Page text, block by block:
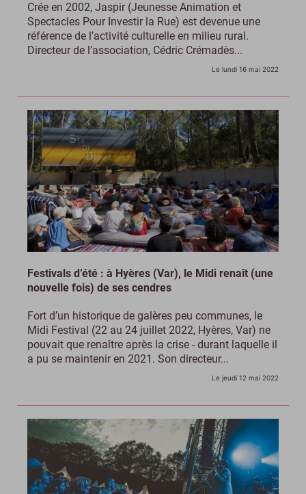
Crée en 2002, Jaspir (Jeunesse Animation et
Spectacles Pour Investir la Rue) est devenue une
référence de l’activité culturelle en milieu rural.
Directeur de l’association, Cédric Crémadès...
Le lundi 16 mai 2022
Festivals d’été : à Hyères (Var), le Midi renaît (une
nouvelle fois) de ses cendres
Fort d’un historique de galères peu communes, le
Midi Festival (22 au 24 juillet 2022, Hyères, Var) ne
pouvait que renaître après la crise - durant laquelle il
a pu se maintenir en 2021. Son directeur...
Le jeudi 12 mai 2022